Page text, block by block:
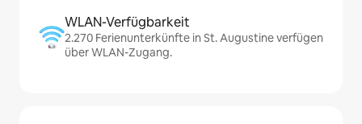
WLAN-Verfügbarkeit
2.270 Ferienunterkünfte in St. Augustine verfügen
über WLAN-Zugang.